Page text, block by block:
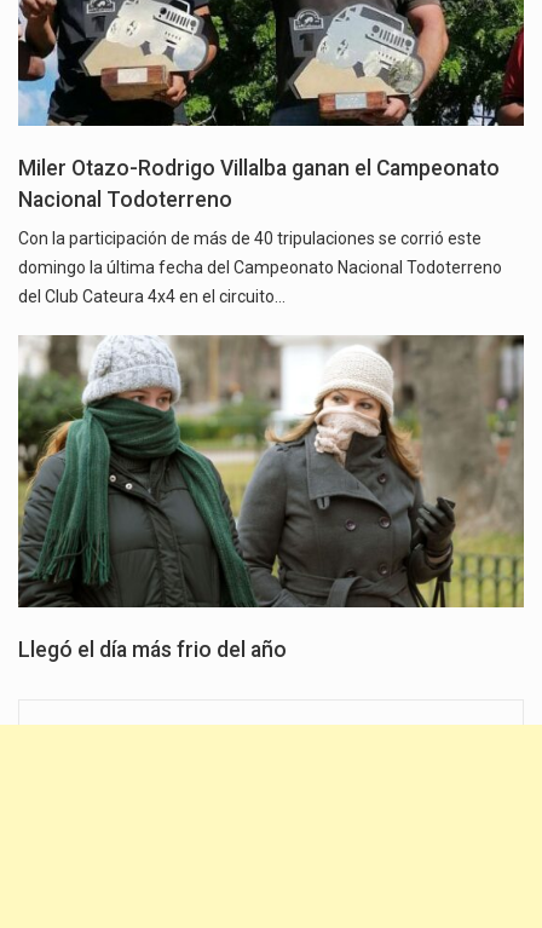
Miler Otazo-Rodrigo Villalba ganan el Campeonato
Nacional Todoterreno
Con la participación de más de 40 tripulaciones se corrió este
domingo la última fecha del Campeonato Nacional Todoterreno
del Club Cateura 4x4 en el circuito…
Llegó el día más frio del año